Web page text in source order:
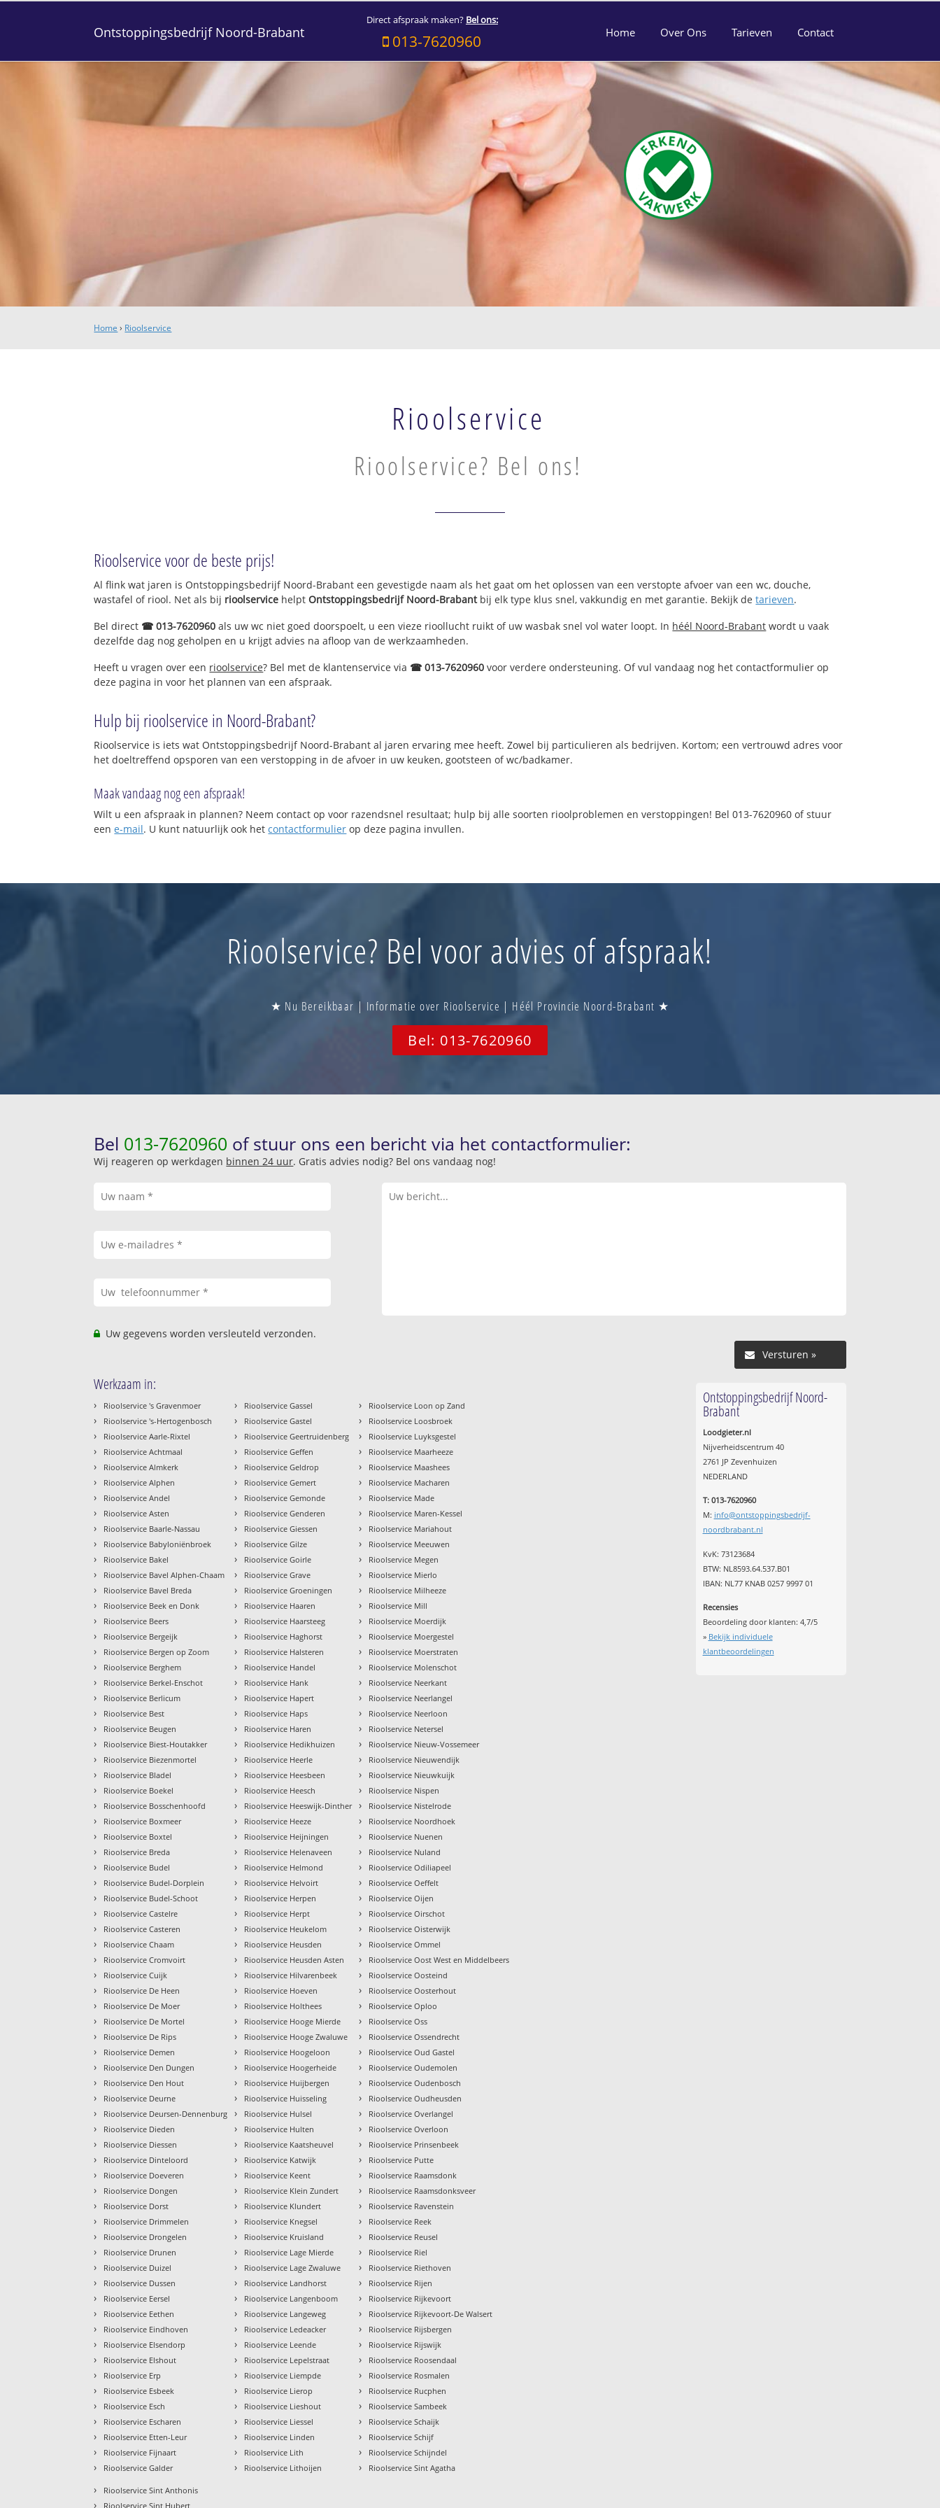
Ontstoppingsbedrijf Noord-Brabant
Direct afspraak maken? Bel ons:
013-7620960 Home Over Ons Tarieven Contact
Home › Rioolservice
Rioolservice
Rioolservice? Bel ons!
Rioolservice voor de beste prijs!
Al flink wat jaren is Ontstoppingsbedrijf Noord-Brabant een gevestigde naam als het gaat om het oplossen van een verstopte afvoer van een wc, douche,
wastafel of riool. Net als bij rioolservice helptOntstoppingsbedrijf Noord-Brabantbij elk type klus snel, vakkundig en met garantie. Bekijk detarieven.
Bel direct ☎ 013-7620960 als uw wc niet goed doorspoelt, u een vieze rioollucht ruikt of uw wasbak snel vol water loopt. In héél Noord-Brabant wordt u vaak
dezelfde dag nog geholpen en u krijgt advies na afloop van de werkzaamheden.
Heeft u vragen over een rioolservice? Bel met de klantenservice via ☎ 013-7620960 voor verdere ondersteuning. Of vul vandaag nog het contactformulier op
deze pagina in voor het plannen van een afspraak.
Hulp bij rioolservice in Noord-Brabant?
Rioolservice is iets wat Ontstoppingsbedrijf Noord-Brabant al jaren ervaring mee heeft. Zowel bij particulieren als bedrijven. Kortom; een vertrouwd adres voor
het doeltreffend opsporen van een verstopping in de afvoer in uw keuken, gootsteen of wc/badkamer.
Maak vandaag nog een afspraak!
Wilt u een afspraak in plannen? Neem contact op voor razendsnel resultaat; hulp bij alle soorten rioolproblemen en verstoppingen! Bel 013-7620960 of stuur
eene-mail. U kunt natuurlijk ook hetcontactformulier op deze pagina invullen.
Rioolservice? Bel voor advies of afspraak!
★ Nu Bereikbaar | Informatie over Rioolservice | Héél Provincie Noord-Brabant ★
Bel: 013-7620960
Bel 013-7620960 of stuur ons een bericht via het contactformulier:
Wij reageren op werkdagen binnen 24 uur. Gratis advies nodig? Bel ons vandaag nog!
Uw gegevens worden versleuteld verzonden.
Versturen »
Werkzaam in:
› Rioolservice 's Gravenmoer
› Rioolservice 's-Hertogenbosch
› Rioolservice Aarle-Rixtel
› Rioolservice Achtmaal
› Rioolservice Almkerk
› Rioolservice Alphen
› Rioolservice Andel
› Rioolservice Asten
› Rioolservice Baarle-Nassau
› Rioolservice Babyloniënbroek
› Rioolservice Bakel
› Rioolservice Bavel Alphen-Chaam
› Rioolservice Bavel Breda
› Rioolservice Beek en Donk
› Rioolservice Beers
› Rioolservice Bergeijk
› Rioolservice Bergen op Zoom
› Rioolservice Berghem
› Rioolservice Berkel-Enschot
› Rioolservice Berlicum
› Rioolservice Best
› Rioolservice Beugen
› Rioolservice Biest-Houtakker
› Rioolservice Biezenmortel
› Rioolservice Bladel
› Rioolservice Boekel
› Rioolservice Bosschenhoofd
› Rioolservice Boxmeer
› Rioolservice Boxtel
› Rioolservice Breda
› Rioolservice Budel
› Rioolservice Budel-Dorplein
› Rioolservice Budel-Schoot
› Rioolservice Castelre
› Rioolservice Casteren
› Rioolservice Chaam
› Rioolservice Cromvoirt
› Rioolservice Cuijk
› Rioolservice De Heen
› Rioolservice De Moer
› Rioolservice De Mortel
› Rioolservice De Rips
› Rioolservice Demen
› Rioolservice Den Dungen
› Rioolservice Den Hout
› Rioolservice Deurne
› Rioolservice Deursen-Dennenburg
› Rioolservice Dieden
› Rioolservice Diessen
› Rioolservice Dinteloord
› Rioolservice Doeveren
› Rioolservice Dongen
› Rioolservice Dorst
› Rioolservice Drimmelen
› Rioolservice Drongelen
› Rioolservice Drunen
› Rioolservice Duizel
› Rioolservice Dussen
› Rioolservice Eersel
› Rioolservice Eethen
› Rioolservice Eindhoven
› Rioolservice Elsendorp
› Rioolservice Elshout
› Rioolservice Erp
› Rioolservice Esbeek
› Rioolservice Esch
› Rioolservice Escharen
› Rioolservice Etten-Leur
› Rioolservice Fijnaart
› Rioolservice Galder
› Rioolservice Gassel
› Rioolservice Gastel
› Rioolservice Geertruidenberg
› Rioolservice Geffen
› Rioolservice Geldrop
› Rioolservice Gemert
› Rioolservice Gemonde
› Rioolservice Genderen
› Rioolservice Giessen
› Rioolservice Gilze
› Rioolservice Goirle
› Rioolservice Grave
› Rioolservice Groeningen
› Rioolservice Haaren
› Rioolservice Haarsteeg
› Rioolservice Haghorst
› Rioolservice Halsteren
› Rioolservice Handel
› Rioolservice Hank
› Rioolservice Hapert
› Rioolservice Haps
› Rioolservice Haren
› Rioolservice Hedikhuizen
› Rioolservice Heerle
› Rioolservice Heesbeen
› Rioolservice Heesch
› Rioolservice Heeswijk-Dinther
› Rioolservice Heeze
› Rioolservice Heijningen
› Rioolservice Helenaveen
› Rioolservice Helmond
› Rioolservice Helvoirt
› Rioolservice Herpen
› Rioolservice Herpt
› Rioolservice Heukelom
› Rioolservice Heusden
› Rioolservice Heusden Asten
› Rioolservice Hilvarenbeek
› Rioolservice Hoeven
› Rioolservice Holthees
› Rioolservice Hooge Mierde
› Rioolservice Hooge Zwaluwe
› Rioolservice Hoogeloon
› Rioolservice Hoogerheide
› Rioolservice Huijbergen
› Rioolservice Huisseling
› Rioolservice Hulsel
› Rioolservice Hulten
› Rioolservice Kaatsheuvel
› Rioolservice Katwijk
› Rioolservice Keent
› Rioolservice Klein Zundert
› Rioolservice Klundert
› Rioolservice Knegsel
› Rioolservice Kruisland
› Rioolservice Lage Mierde
› Rioolservice Lage Zwaluwe
› Rioolservice Landhorst
› Rioolservice Langenboom
› Rioolservice Langeweg
› Rioolservice Ledeacker
› Rioolservice Leende
› Rioolservice Lepelstraat
› Rioolservice Liempde
› Rioolservice Lierop
› Rioolservice Lieshout
› Rioolservice Liessel
› Rioolservice Linden
› Rioolservice Lith
› Rioolservice Lithoijen
› Rioolservice Loon op Zand
› Rioolservice Loosbroek
› Rioolservice Luyksgestel
› Rioolservice Maarheeze
› Rioolservice Maashees
› Rioolservice Macharen
› Rioolservice Made
› Rioolservice Maren-Kessel
› Rioolservice Mariahout
› Rioolservice Meeuwen
› Rioolservice Megen
› Rioolservice Mierlo
› Rioolservice Milheeze
› Rioolservice Mill
› Rioolservice Moerdijk
› Rioolservice Moergestel
› Rioolservice Moerstraten
› Rioolservice Molenschot
› Rioolservice Neerkant
› Rioolservice Neerlangel
› Rioolservice Neerloon
› Rioolservice Netersel
› Rioolservice Nieuw-Vossemeer
› Rioolservice Nieuwendijk
› Rioolservice Nieuwkuijk
› Rioolservice Nispen
› Rioolservice Nistelrode
› Rioolservice Noordhoek
› Rioolservice Nuenen
› Rioolservice Nuland
› Rioolservice Odiliapeel
› Rioolservice Oeffelt
› Rioolservice Oijen
› Rioolservice Oirschot
› Rioolservice Oisterwijk
› Rioolservice Ommel
› Rioolservice Oost West en Middelbeers
› Rioolservice Oosteind
› Rioolservice Oosterhout
› Rioolservice Oploo
› Rioolservice Oss
› Rioolservice Ossendrecht
› Rioolservice Oud Gastel
› Rioolservice Oudemolen
› Rioolservice Oudenbosch
› Rioolservice Oudheusden
› Rioolservice Overlangel
› Rioolservice Overloon
› Rioolservice Prinsenbeek
› Rioolservice Putte
› Rioolservice Raamsdonk
› Rioolservice Raamsdonksveer
› Rioolservice Ravenstein
› Rioolservice Reek
› Rioolservice Reusel
› Rioolservice Riel
› Rioolservice Riethoven
› Rioolservice Rijen
› Rioolservice Rijkevoort
› Rioolservice Rijkevoort-De Walsert
› Rioolservice Rijsbergen
› Rioolservice Rijswijk
› Rioolservice Roosendaal
› Rioolservice Rosmalen
› Rioolservice Rucphen
› Rioolservice Sambeek
› Rioolservice Schaijk
› Rioolservice Schijf
› Rioolservice Schijndel
› Rioolservice Sint Agatha
› Rioolservice Sint Anthonis
› Rioolservice Sint Hubert
Ontstoppingsbedrijf Noord-
Brabant
Loodgieter.nl
Nijverheidscentrum 40
2761 JP Zevenhuizen
NEDERLAND
T: 013-7620960
M: info@ontstoppingsbedrijf-
noordbrabant.nl
KvK: 73123684
BTW: NL8593.64.537.B01
IBAN: NL77 KNAB 0257 9997 01
Recensies
Beoordeling door klanten: 4,7/5
» Bekijk individuele
klantbeoordelingen